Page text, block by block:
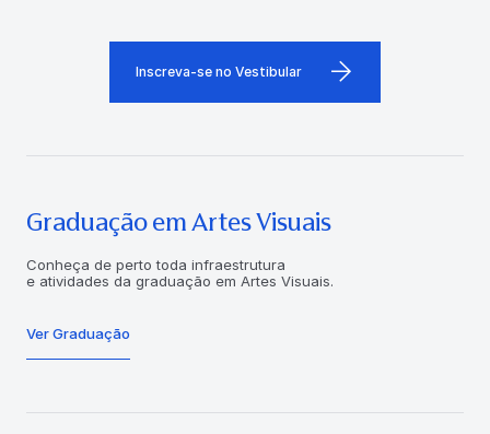
Inscreva-se no Vestibular
Graduação em Artes Visuais
Conheça de perto toda infraestrutura
e atividades da graduação em Artes Visuais.
Ver Graduação